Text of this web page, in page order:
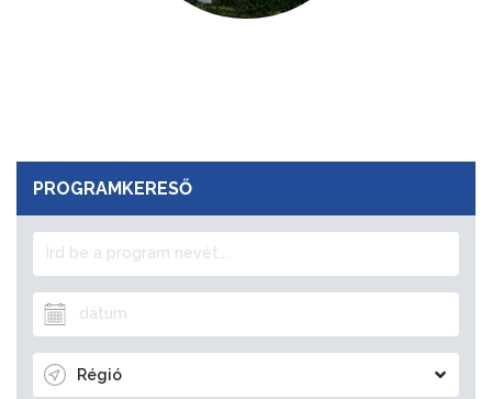
PROGRAMKERESŐ
Régió